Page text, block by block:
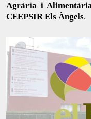
Agrària i
CEEPSIR Els Àngels.